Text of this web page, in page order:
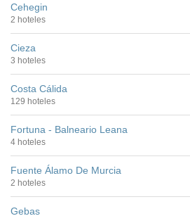
Cehegin
2 hoteles
Cieza
3 hoteles
Costa Cálida
129 hoteles
Fortuna - Balneario Leana
4 hoteles
Fuente Álamo De Murcia
2 hoteles
Gebas